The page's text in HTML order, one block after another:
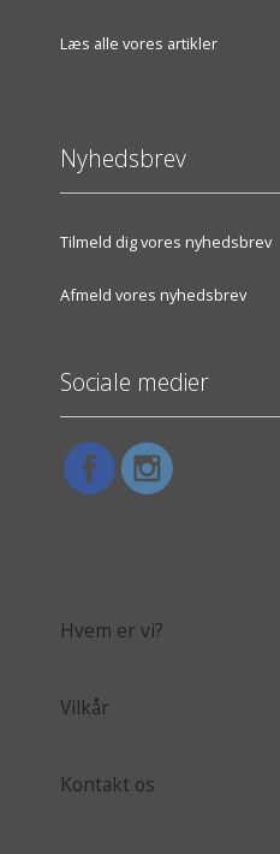
Læs alle vores artikler
Nyhedsbrev
Tilmeld dig vores nyhedsbrev
Afmeld vores nyhedsbrev
Sociale medier
Hvem er vi?
Vilkår
Kontakt os